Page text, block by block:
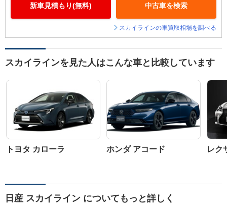
新車見積もり(無料) 中古車を検索
スカイラインの車買取相場を調べる
スカイラインを見た人はこんな車と比較しています
トヨタ カローラ ホンダ アコード レク
日産 スカイライン についてもっと詳しく